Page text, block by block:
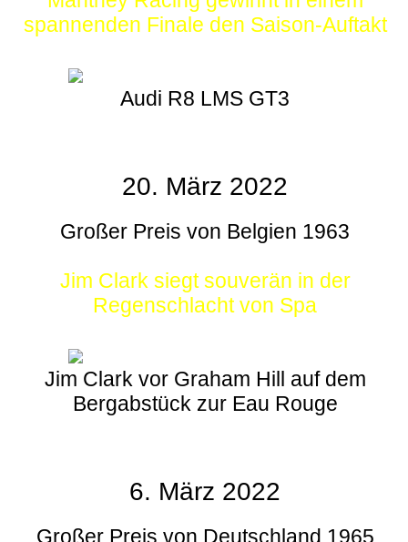
spannenden Finale den Saison-Auftakt
Audi R8 LMS GT3
20. März 2022
Großer Preis von Belgien 1963
Jim Clark siegt souverän in der
Regenschlacht von Spa
Jim Clark vor Graham Hill auf dem
Bergabstück zur Eau Rouge
6. März 2022
Großer Preis von Deutschland 1965